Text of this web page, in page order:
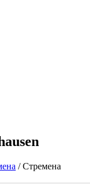
/Стремена